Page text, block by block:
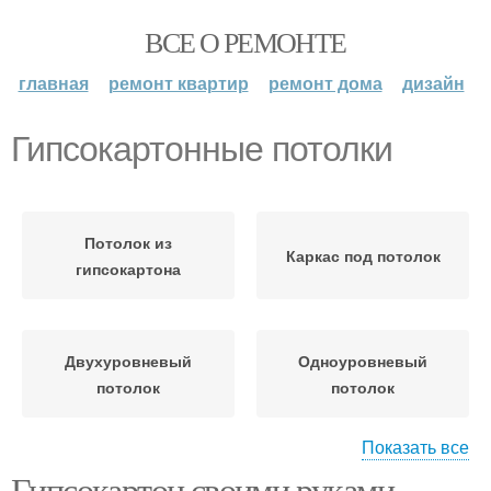
ВСЕ О РЕМОНТЕ
главная ремонт квартир ремонт дома дизайн
Гипсокартонные потолки
Потолок из
гипсокартона
Каркас под потолок
Двухуровневый
потолок
Одноуровневый
потолок
Показать все